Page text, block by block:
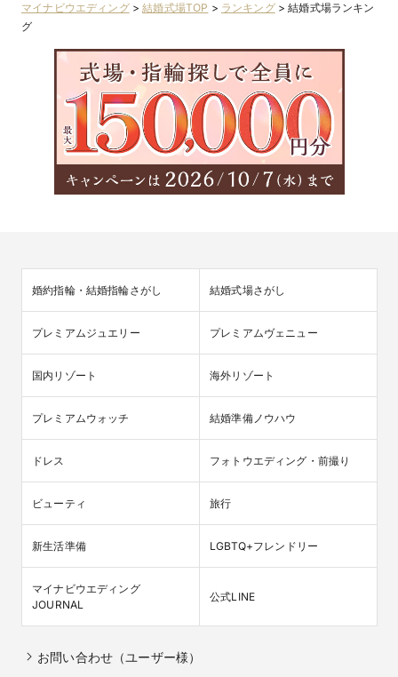
マイナビウエディング>結婚式場TOP > ランキング>結婚式場ランキン
グ
婚約指輪・結婚指輪さがし 結婚式場さがし
プレミアムジュエリー プレミアムヴェニュー
国内リゾート 海外リゾート
プレミアムウォッチ 結婚準備ノウハウ
ドレス フォトウエディング・前撮り
ビューティ 旅行
新生活準備 LGBTQ+フレンドリー
マイナビウエディング
JOURNAL
公式LINE
お問い合わせ（ユーザー様）